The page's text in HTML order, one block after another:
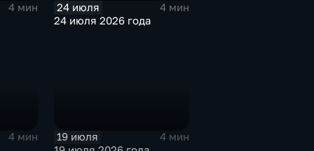
4 мин
24 июля
4 мин
24 июля 2026 года
4 мин
19 июля
4 мин